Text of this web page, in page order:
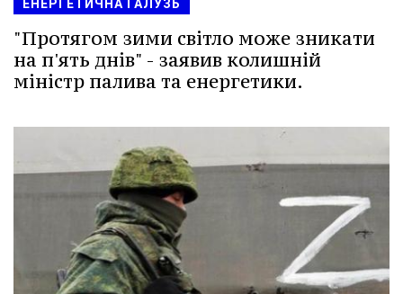
ЕНЕРГЕТИЧНА ГАЛУЗЬ
"Протягом зими світло може зникати
на п'ять днів" - заявив колишній
міністр палива та енергетики.